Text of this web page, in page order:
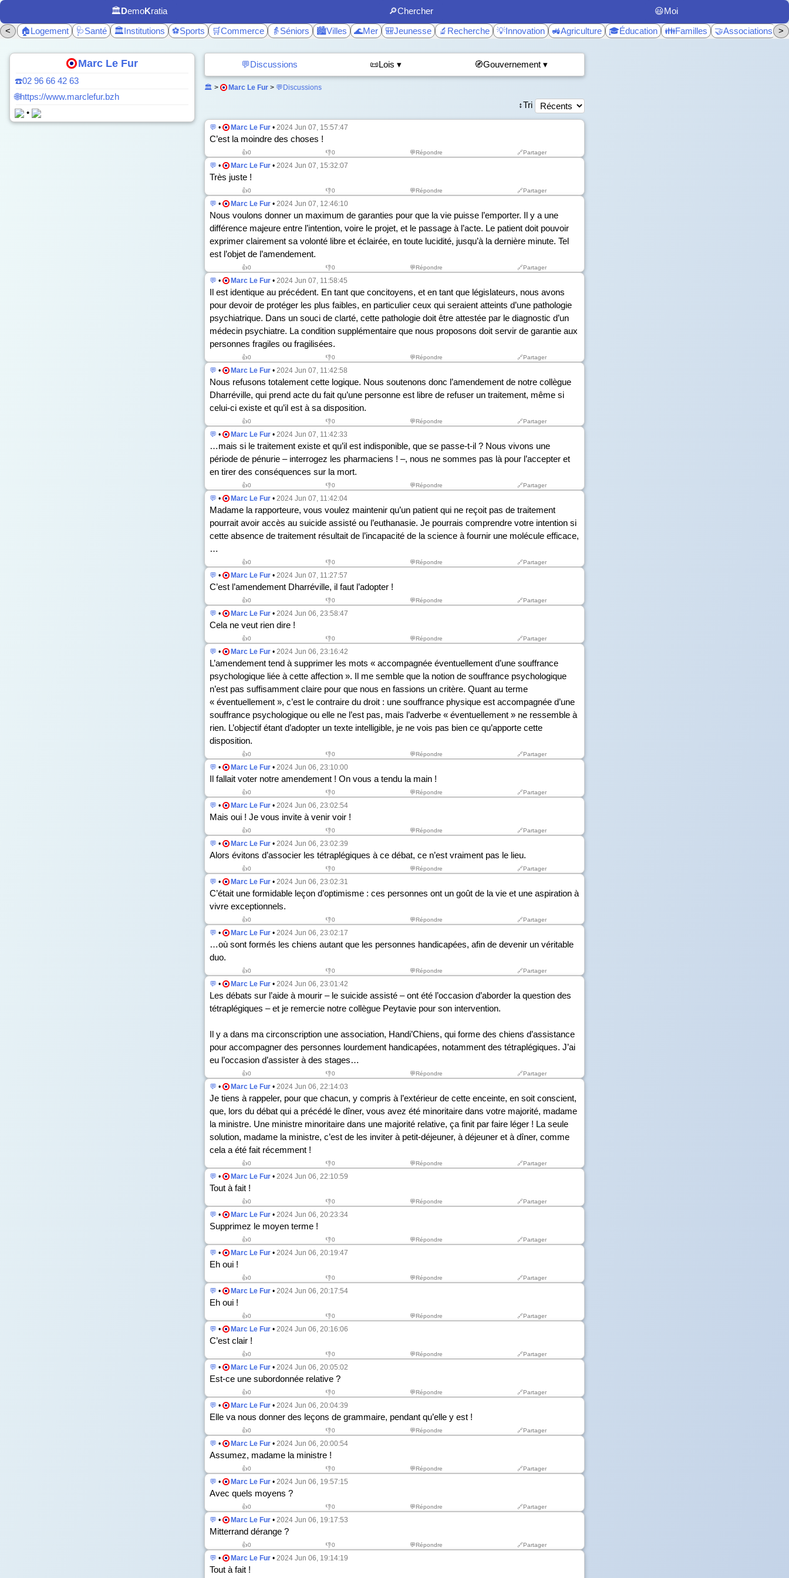
🏛️DemoKratia 🔎Chercher
😃Moi
<
🏠Logement 🩺Santé 🏛️Institutions ⚽Sports 🛒Commerce 👵Séniors 🏙️Villes 🌊Mer 🎒Jeunesse 🔬Recherche 💡Innovation 🚜Agriculture 🎓Éducation 👪Familles 🤝Associations >
Marc Le Fur
☎️02 96 66 42 63
🌐https://www.marclefur.bzh
•
💬Discussions 📜Lois ▾ 🧭Gouvernement ▾
🏛️ > Marc Le Fur> 💬Discussions
↕️Tri
💬 • Marc Le Fur• 2024 Jun 07, 15:57:47
C’est la moindre des choses !
👍0 👎0 💬Répondre 🔗Partager
💬 • Marc Le Fur• 2024 Jun 07, 15:32:07
Très juste !
👍0 👎0 💬Répondre 🔗Partager
💬 • Marc Le Fur• 2024 Jun 07, 12:46:10
Nous voulons donner un maximum de garanties pour que la vie puisse l’emporter. Il y a une
différence majeure entre l’intention, voire le projet, et le passage à l’acte. Le patient doit pouvoir
exprimer clairement sa volonté libre et éclairée, en toute lucidité, jusqu’à la dernière minute. Tel
est l’objet de l’amendement.
👍0 👎0 💬Répondre 🔗Partager
💬 • Marc Le Fur• 2024 Jun 07, 11:58:45
Il est identique au précédent. En tant que concitoyens, et en tant que législateurs, nous avons
pour devoir de protéger les plus faibles, en particulier ceux qui seraient atteints d’une pathologie
psychiatrique. Dans un souci de clarté, cette pathologie doit être attestée par le diagnostic d’un
médecin psychiatre. La condition supplémentaire que nous proposons doit servir de garantie aux
personnes fragiles ou fragilisées.
👍0 👎0 💬Répondre 🔗Partager
💬 • Marc Le Fur• 2024 Jun 07, 11:42:58
Nous refusons totalement cette logique. Nous soutenons donc l’amendement de notre collègue
Dharréville, qui prend acte du fait qu’une personne est libre de refuser un traitement, même si
celui-ci existe et qu’il est à sa disposition.
👍0 👎0 💬Répondre 🔗Partager
💬 • Marc Le Fur• 2024 Jun 07, 11:42:33
…mais si le traitement existe et qu’il est indisponible, que se passe-t-il ? Nous vivons une
période de pénurie – interrogez les pharmaciens ! –, nous ne sommes pas là pour l’accepter et
en tirer des conséquences sur la mort.
👍0 👎0 💬Répondre 🔗Partager
💬 • Marc Le Fur• 2024 Jun 07, 11:42:04
Madame la rapporteure, vous voulez maintenir qu’un patient qui ne reçoit pas de traitement
pourrait avoir accès au suicide assisté ou l’euthanasie. Je pourrais comprendre votre intention si
cette absence de traitement résultait de l’incapacité de la science à fournir une molécule efficace,
…
👍0 👎0 💬Répondre 🔗Partager
💬 • Marc Le Fur• 2024 Jun 07, 11:27:57
C’est l’amendement Dharréville, il faut l’adopter !
👍0 👎0 💬Répondre 🔗Partager
💬 • Marc Le Fur• 2024 Jun 06, 23:58:47
Cela ne veut rien dire !
👍0 👎0 💬Répondre 🔗Partager
💬 • Marc Le Fur• 2024 Jun 06, 23:16:42
L’amendement tend à supprimer les mots « accompagnée éventuellement d’une souffrance
psychologique liée à cette affection ». Il me semble que la notion de souffrance psychologique
n’est pas suffisamment claire pour que nous en fassions un critère. Quant au terme
« éventuellement », c’est le contraire du droit : une souffrance physique est accompagnée d’une
souffrance psychologique ou elle ne l’est pas, mais l’adverbe « éventuellement » ne ressemble à
rien. L’objectif étant d’adopter un texte intelligible, je ne vois pas bien ce qu’apporte cette
disposition.
👍0 👎0 💬Répondre 🔗Partager
💬 • Marc Le Fur• 2024 Jun 06, 23:10:00
Il fallait voter notre amendement ! On vous a tendu la main !
👍0 👎0 💬Répondre 🔗Partager
💬 • Marc Le Fur• 2024 Jun 06, 23:02:54
Mais oui ! Je vous invite à venir voir !
👍0 👎0 💬Répondre 🔗Partager
💬 • Marc Le Fur• 2024 Jun 06, 23:02:39
Alors évitons d’associer les tétraplégiques à ce débat, ce n’est vraiment pas le lieu.
👍0 👎0 💬Répondre 🔗Partager
💬 • Marc Le Fur• 2024 Jun 06, 23:02:31
C’était une formidable leçon d’optimisme : ces personnes ont un goût de la vie et une aspiration à
vivre exceptionnels.
👍0 👎0 💬Répondre 🔗Partager
💬 • Marc Le Fur• 2024 Jun 06, 23:02:17
…où sont formés les chiens autant que les personnes handicapées, afin de devenir un véritable
duo.
👍0 👎0 💬Répondre 🔗Partager
💬 • Marc Le Fur• 2024 Jun 06, 23:01:42
Les débats sur l’aide à mourir – le suicide assisté – ont été l’occasion d’aborder la question des
tétraplégiques – et je remercie notre collègue Peytavie pour son intervention.
Il y a dans ma circonscription une association, Handi’Chiens, qui forme des chiens d’assistance
pour accompagner des personnes lourdement handicapées, notamment des tétraplégiques. J’ai
eu l’occasion d’assister à des stages…
👍0 👎0 💬Répondre 🔗Partager
💬 • Marc Le Fur• 2024 Jun 06, 22:14:03
Je tiens à rappeler, pour que chacun, y compris à l’extérieur de cette enceinte, en soit conscient,
que, lors du débat qui a précédé le dîner, vous avez été minoritaire dans votre majorité, madame
la ministre. Une ministre minoritaire dans une majorité relative, ça finit par faire léger ! La seule
solution, madame la ministre, c’est de les inviter à petit-déjeuner, à déjeuner et à dîner, comme
cela a été fait récemment !
👍0 👎0 💬Répondre 🔗Partager
💬 • Marc Le Fur• 2024 Jun 06, 22:10:59
Tout à fait !
👍0 👎0 💬Répondre 🔗Partager
💬 • Marc Le Fur• 2024 Jun 06, 20:23:34
Supprimez le moyen terme !
👍0 👎0 💬Répondre 🔗Partager
💬 • Marc Le Fur• 2024 Jun 06, 20:19:47
Eh oui !
👍0 👎0 💬Répondre 🔗Partager
💬 • Marc Le Fur• 2024 Jun 06, 20:17:54
Eh oui !
👍0 👎0 💬Répondre 🔗Partager
💬 • Marc Le Fur• 2024 Jun 06, 20:16:06
C’est clair !
👍0 👎0 💬Répondre 🔗Partager
💬 • Marc Le Fur• 2024 Jun 06, 20:05:02
Est-ce une subordonnée relative ?
👍0 👎0 💬Répondre 🔗Partager
💬 • Marc Le Fur• 2024 Jun 06, 20:04:39
Elle va nous donner des leçons de grammaire, pendant qu’elle y est !
👍0 👎0 💬Répondre 🔗Partager
💬 • Marc Le Fur• 2024 Jun 06, 20:00:54
Assumez, madame la ministre !
👍0 👎0 💬Répondre 🔗Partager
💬 • Marc Le Fur• 2024 Jun 06, 19:57:15
Avec quels moyens ?
👍0 👎0 💬Répondre 🔗Partager
💬 • Marc Le Fur• 2024 Jun 06, 19:17:53
Mitterrand dérange ?
👍0 👎0 💬Répondre 🔗Partager
💬 • Marc Le Fur• 2024 Jun 06, 19:14:19
Tout à fait !